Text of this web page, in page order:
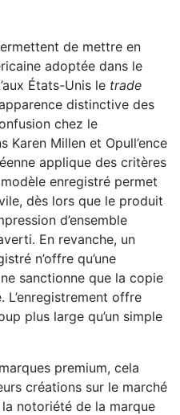
de mettre en
adoptée dans le
États-Unis le trade
distinctive des
chez le
Karen Millen et Opull’ence
applique des critères
enregistré permet
dès lors que le produit
d’ensemble
En revanche, un
n’offre qu’une
sanctionne que la copie
L’enregistrement offre
plus large qu’un simple
premium, cela
créations sur le marché
notoriété de la marque